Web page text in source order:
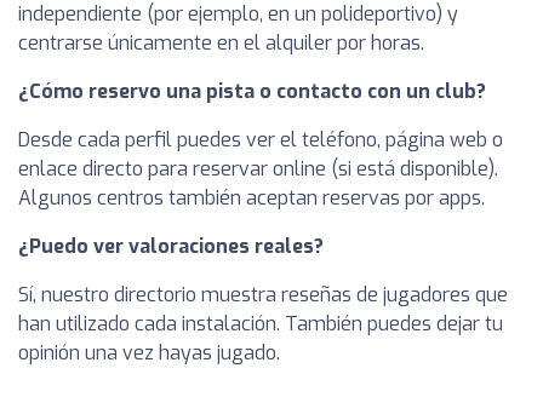
independiente (por ejemplo, en un polideportivo) y
centrarse únicamente en el alquiler por horas.
¿Cómo reservo una pista o contacto con un club?
Desde cada perfil puedes ver el teléfono, página web o
enlace directo para reservar online (si está disponible).
Algunos centros también aceptan reservas por apps.
¿Puedo ver valoraciones reales?
Sí, nuestro directorio muestra reseñas de jugadores que
han utilizado cada instalación. También puedes dejar tu
opinión una vez hayas jugado.